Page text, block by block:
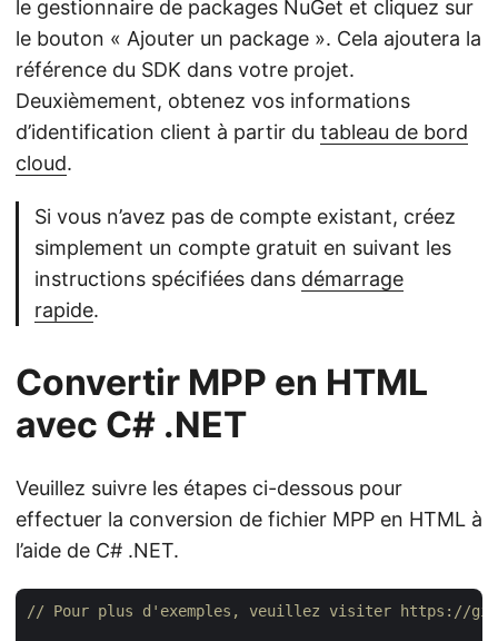
le gestionnaire de packages NuGet et cliquez sur
le bouton « Ajouter un package ». Cela ajoutera la
référence du SDK dans votre projet.
Deuxièmement, obtenez vos informations
d’identification client à partir du tableau de bord
cloud.
Si vous n’avez pas de compte existant, créez
simplement un compte gratuit en suivant les
instructions spécifiées dans démarrage
rapide.
Convertir MPP en HTML
avec C# .NET
Veuillez suivre les étapes ci-dessous pour
effectuer la conversion de fichier MPP en HTML à
l’aide de C# .NET.
// Pour plus d'exemples, veuillez visiter https://